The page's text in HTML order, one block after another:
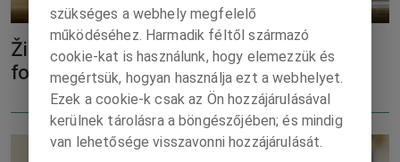
Žiga: A házelnökválasztással is
foglalkozni fog a koalíciós tanács
szükséges a webhely megfelelő
működéséhez. Harmadik féltől származó
cookie-kat is használunk, hogy elemezzük és
megértsük, hogyan használja ezt a webhelyet.
Ezek a cookie-k csak az Ön hozzájárulásával
kerülnek tárolásra a böngészőjében; és mindig
van lehetősége visszavonni hozzájárulását.